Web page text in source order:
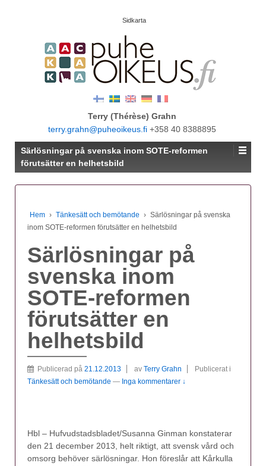
Sidkarta
Terry (Thérèse) Grahn
terry.grahn@puheoikeus.fi +358 40 8388895
Särlösningar på svenska inom SOTE-reformen
förutsätter en helhetsbild
Hem › Tänkesätt och bemötande › Särlösningar på svenska
inom SOTE-reformen förutsätter en helhetsbild
Särlösningar på
svenska inom
SOTE-reformen
förutsätter en
helhetsbild
Publicerad på 21.12.2013 av Terry Grahn
Publicerat i
Tänkesätt och bemötande — Inga kommentarer ↓
Hbl – Hufvudstadsbladet/Susanna Ginman konstaterar
den 21 december 2013, helt riktigt, att svensk vård och
omsorg behöver särlösningar. Hon föreslår att Kårkulla